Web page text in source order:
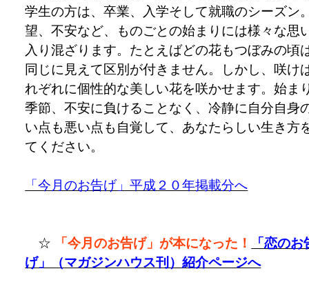
学生の方は、卒業、入学そして就職のシーズン
望、不安など、ものごとの始まりには様々な思
入り混ざります。たとえばどの花もつぼみの頃
同じに見えて区別が付きません。しかし、咲け
れぞれに個性的な美しい花を咲かせます。始ま
季節、不安に負けることなく、冷静に自分自身
い点も悪い点も自覚して、あなたらしい生き方
てください。
「今月のお告げ」平成２０年掲載分へ
☆ 「今月のお告げ」が本になった！
「恋のお
げ」（マガジンハウス刊）紹介ページへ